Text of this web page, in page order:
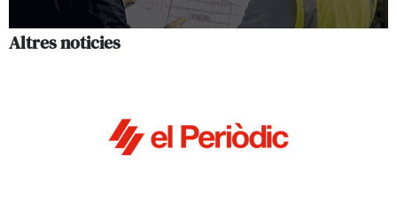
Altres noticies